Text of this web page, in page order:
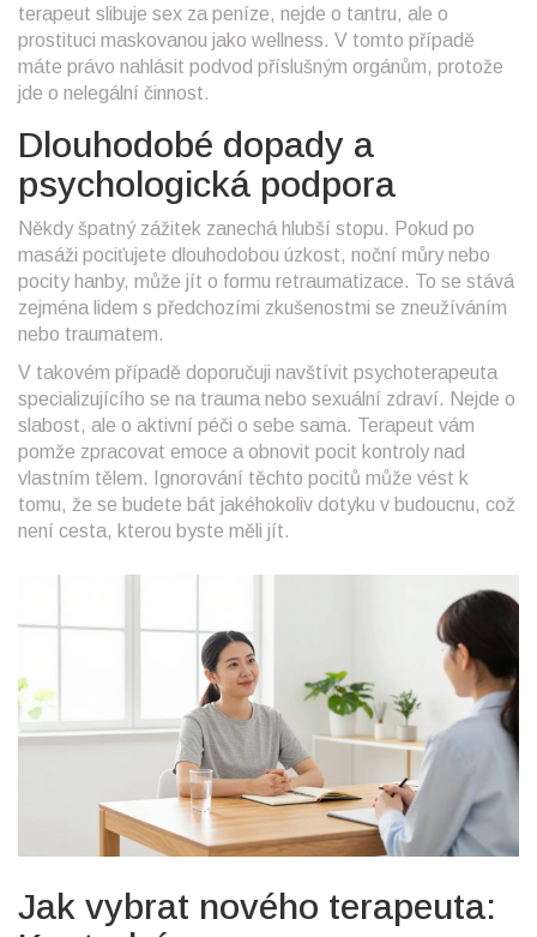
terapeut slibuje sex za peníze, nejde o tantru, ale o
prostituci maskovanou jako wellness. V tomto případě
máte právo nahlásit podvod příslušným orgánům, protože
jde o nelegální činnost.
Dlouhodobé dopady a
psychologická podpora
Někdy špatný zážitek zanechá hlubší stopu. Pokud po
masáži pociťujete dlouhodobou úzkost, noční můry nebo
pocity hanby, může jít o formu retraumatizace. To se stává
zejména lidem s předchozími zkušenostmi se zneužíváním
nebo traumatem.
V takovém případě doporučuji navštívit psychoterapeuta
specializujícího se na trauma nebo sexuální zdraví. Nejde o
slabost, ale o aktivní péči o sebe sama. Terapeut vám
pomže zpracovat emoce a obnovit pocit kontroly nad
vlastním tělem. Ignorování těchto pocitů může vést k
tomu, že se budete bát jakéhokoliv dotyku v budoucnu, což
není cesta, kterou byste měli jít.
Jak vybrat nového terapeuta: